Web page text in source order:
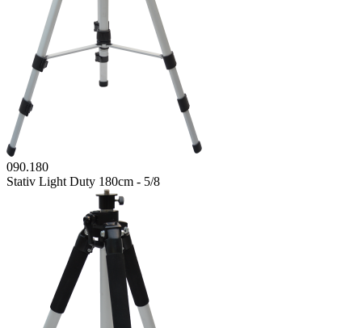
090.180
Stativ Light Duty 180cm - 5/8